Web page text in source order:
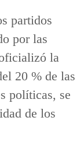
partidos
por las
la
20 % de las
políticas, se
de los